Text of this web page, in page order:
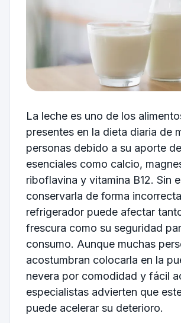
La leche es uno de los
presentes en la dieta diaria de
personas debido a su aporte
esenciales como calcio,
riboflavina y vitamina B12. Sin
conservarla de forma
refrigerador puede afectar
frescura como su seguridad
consumo. Aunque muchas
acostumbran colocarla en la
nevera por comodidad y fácil
especialistas advierten que
puede acelerar su deterioro.